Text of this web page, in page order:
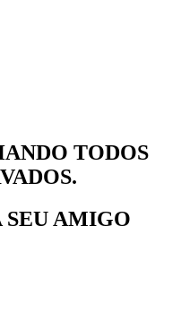
TODOS
SEU AMIGO